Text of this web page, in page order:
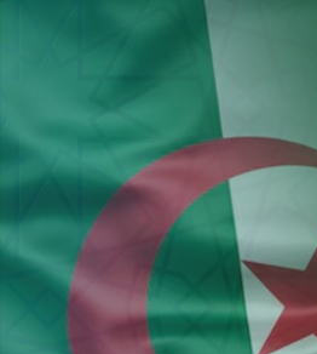
Aller au contenu principal